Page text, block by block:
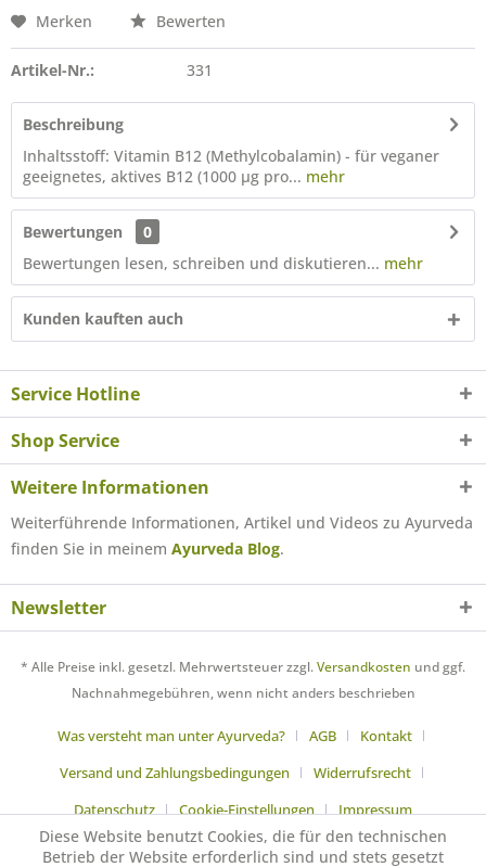
Merken Bewerten
Artikel-Nr.: 331
Beschreibung
Inhaltsstoff: Vitamin B12 (Methylcobalamin) - für veganer
geeignetes, aktives B12 (1000 µg pro... mehr
Bewertungen
0
Bewertungen lesen, schreiben und diskutieren... mehr
Kunden kauften auch
Service Hotline
Shop Service
Weitere Informationen
Weiterführende Informationen, Artikel und Videos zu Ayurveda
finden Sie in meinem Ayurveda Blog.
Newsletter
* Alle Preise inkl. gesetzl. Mehrwertsteuer zzgl.Versandkosten und ggf.
Nachnahmegebühren, wenn nicht anders beschrieben
Was versteht man unter Ayurveda? AGB
Kontakt
Versand und Zahlungsbedingungen
Widerrufsrecht
Datenschutz
Cookie-Einstellungen Impressum
Diese Website benutzt Cookies, die für den technischen
Betrieb der Website erforderlich sind und stets gesetzt